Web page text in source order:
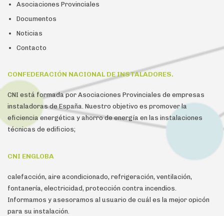
Asociaciones Provinciales
Documentos
Noticias
Contacto
CONFEDERACIÓN NACIONAL DE INSTALADORES.
CNI está formada por Asociaciones Provinciales de empresas
instaladoras de España. Nuestro objetivo es promover la
eficiencia energética y ahorro de energía en las instalaciones
técnicas de edificios;
CNI ENGLOBA
calefacción, aire acondicionado, refrigeración, ventilación,
fontanería, electricidad, protección contra incendios.
Informamos y asesoramos al usuario de cuál es la mejor opicón
para su instalación.